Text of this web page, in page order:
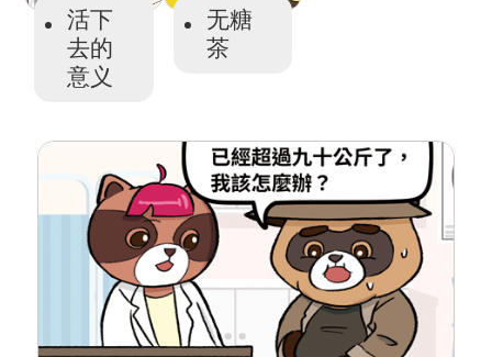
活下
去的
意义
无糖
茶